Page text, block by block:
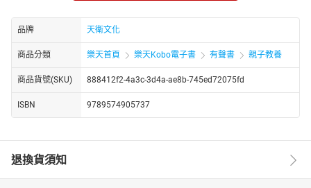
縮成精華的故事。本來零碎的歷史事件，變得像是黑白電影般清楚
明瞭；原先陌生的歷史人物也全部變成「古代老朋友」……歷史故事
這是一部讓孩子喜歡歷史，讓大人對於歷史改觀的書。更是一
部用新鮮妙喻的文字，將中國豐富的歷史觀念、智慧，帶入孩子生
活經驗中，讓孩子獲得完整人格通識教育的兒童經典鉅作。
《寫給兒童的中國歷史》全套15冊，全套書99個單元，以孩子
發孩子以多元角度看歷史，並學會思考歷史，以得到有益於己的智
慧，內容包含鼓勵讀者發想、發表的安排，能拓展孩子的思考深度
品牌 天衛文化
商品分類 樂天首頁 樂天Kobo電子書 有聲書 親子教養
商品貨號(SKU) 888412f2-4a3c-3d4a-ae8b-745ed72075fd
ISBN 9789574905737
退換貨須知